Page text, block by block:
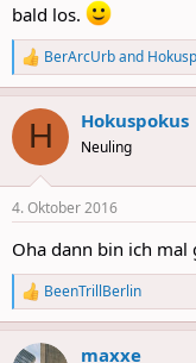
bald los.
R
e
a
c
i
s
BerArcUrband
H Hokuspokus
Neuling
4. Oktober 2016
Oha dann bin ich mal
R
e
a
c
BeenTrillBerlin
maxxe